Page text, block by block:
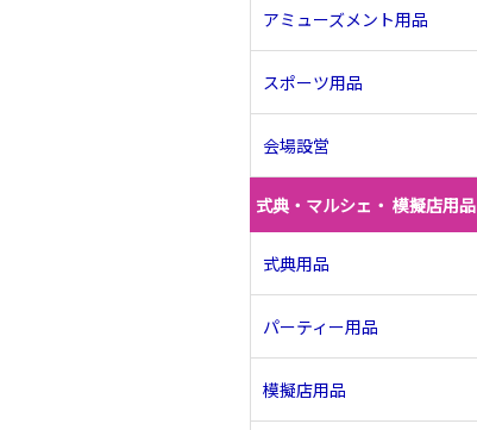
アミューズメント用品
スポーツ用品
会場設営
式典・マルシェ・ 模擬店用品
式典用品
パーティー用品
模擬店用品